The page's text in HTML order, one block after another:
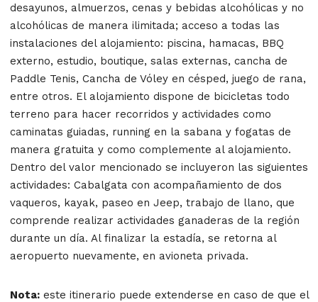
desayunos, almuerzos, cenas y bebidas alcohólicas y no
alcohólicas de manera ilimitada; acceso a todas las
instalaciones del alojamiento: piscina, hamacas, BBQ
externo, estudio, boutique, salas externas, cancha de
Paddle Tenis, Cancha de Vóley en césped, juego de rana,
entre otros. El alojamiento dispone de bicicletas todo
terreno para hacer recorridos y actividades como
caminatas guiadas, running en la sabana y fogatas de
manera gratuita y como complemente al alojamiento.
Dentro del valor mencionado se incluyeron las siguientes
actividades: Cabalgata con acompañamiento de dos
vaqueros, kayak, paseo en Jeep, trabajo de llano, que
comprende realizar actividades ganaderas de la región
durante un día. Al finalizar la estadía, se retorna al
aeropuerto nuevamente, en avioneta privada.
Nota: este itinerario puede extenderse en caso de que el